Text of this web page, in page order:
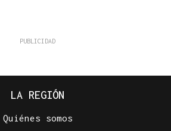
LA REGIÓN
Quiénes somos